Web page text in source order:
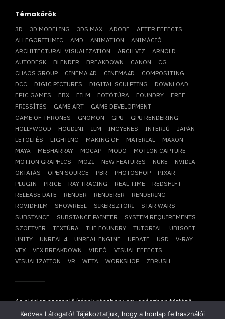
Témakörök
3D 3D MODELING 3DS MAX ADOBE
AFTER EFFECTS
ALLEGORITHMIC
AMD ANIMATION
ANIMÁCIÓ
ARCHITECTURAL VISUALIZATION
ARCH VIZ
ARNOLD
AUTODESK
BLENDER BREAKDOWN CANON
CG
CHAOS GROUP
CINEMA 4D CINEMA4D
COMPOSITING
DCC
DIGIC PICTURES DIGITAL SCULPTING
DOWNLOAD
EPIC GAMES
FBX FILM FOTÓTÚRA FOUNDRY
FREE
FRISSÍTÉS
GAME ART
GAME DEVELOPMENT
GAME OF THRONES
GNOMON GPU
GPU RENDERING
HOLLYWOOD
HOUDINI ILM INGYENES INTERJÚ
JAPÁN
LETÖLTÉS
LIGHTING MAKING OF MATERIAL
MAXON
MAYA
MESHARRAY MOCAP MODO
MOTION CAPTURE
MOTION GRAPHICS
MOZI NEW FEATURES NUKE
NVIDIA
OKTATÁS
OPEN SOURCE PBR PHOTOSHOP
PIXAR
PLUGIN
PRICE RAY TRACING REAL TIME
REDSHIFT
RELEASE DATE
RENDER RENDERER
RENDERING
RÖVIDFILM
SHOWREEL SIKERSZTORI
STAR WARS
SUBSTANCE
SUBSTANCE PAINTER
SYSTEM REQUIREMENTS
SZOFTVER
TEXTÚRA THE FOUNDRY TUTORIAL
UBISOFT
UNITY
UNREAL 4 UNREAL ENGINE UPDATE USD
V-RAY
VFX
VFX BREAKDOWN VIDEÓ
VISUAL EFFECTS
VISUALIZATION
VR WETA WORKSHOP ZBRUSH
Az oldalon szereplő írások részben vagy egészben történő
átvétele, újraközlése csak írásbeli hozzájárulásunkkal
Kedves Látogató! Tájékoztatjuk, hogy a honlap felhasználói